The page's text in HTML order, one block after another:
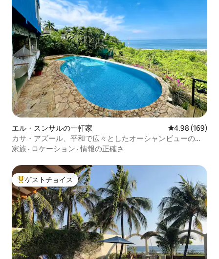
エル・スンサルの一軒家 レビュー169
4.98 (169)
カサ・アズール、平和で広々としたオーシャンビューの楽
園
家族 · ロケーション ·情報の正確さ
大好評のゲストチョイスです。
ゲストチョイス